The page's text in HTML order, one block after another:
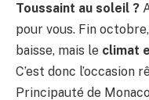
Toussaint au soleil ?
pour vous. Fin
baisse, mais le climat
C’est donc l’occasion
Principauté de